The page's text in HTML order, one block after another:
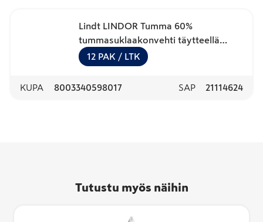
Lindt LINDOR Tumma 60%
tummasuklaakonvehti täytteellä
pussi 137g
12 PAK / LTK
KUPA 8003340598017 SAP 21114624
Tutustu myös näihin